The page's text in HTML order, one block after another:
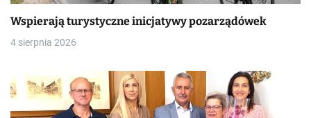
Wspierają turystyczne inicjatywy pozarządówek
4 sierpnia 2026